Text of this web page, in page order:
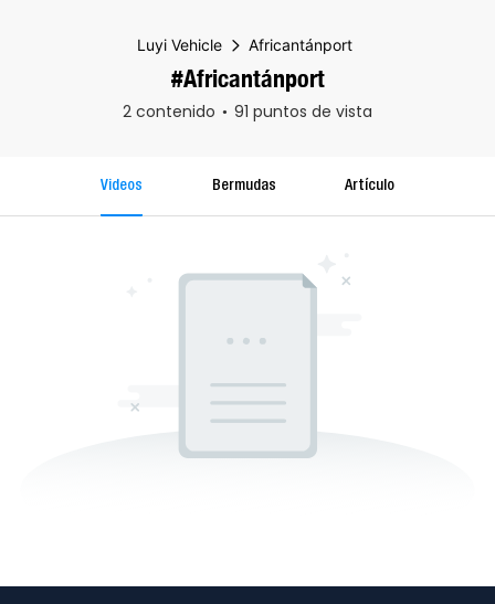
Luyi Vehicle Africantánport
#Africantánport
2 contenido 91 puntos de vista
Videos Bermudas Artículo